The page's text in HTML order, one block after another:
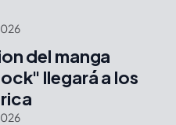
del manga
llegará a los